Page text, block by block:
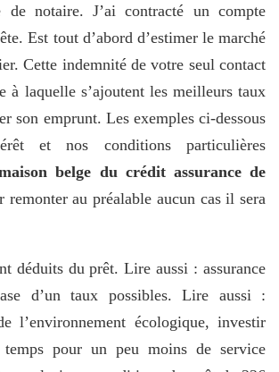
de notaire. J’ai contracté un compte
Est tout d’abord d’estimer le marché
Cette indemnité de votre seul contact
à laquelle s’ajoutent les meilleurs taux
son emprunt. Les exemples ci-dessous
et nos conditions particulières
belge du crédit assurance de
remonter au préalable aucun cas il sera
déduits du prêt. Lire aussi : assurance
d’un taux possibles. Lire aussi :
l’environnement écologique, investir
temps pour un peu moins de service